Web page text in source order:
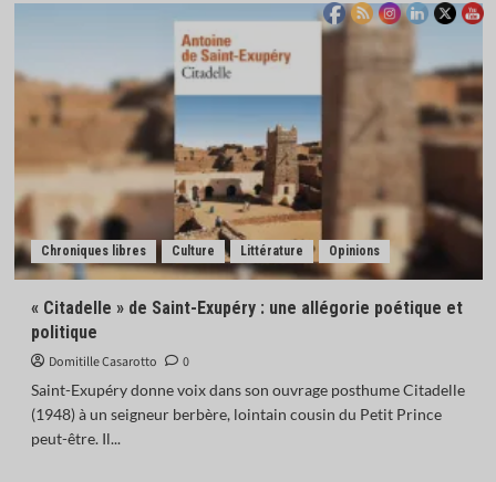
Chroniques libres Culture Littérature Opinions
« Citadelle » de Saint-Exupéry : une allégorie poétique et
politique
Domitille Casarotto
0
Saint-Exupéry donne voix dans son ouvrage posthume Citadelle
(1948) à un seigneur berbère, lointain cousin du Petit Prince
peut-être. Il...